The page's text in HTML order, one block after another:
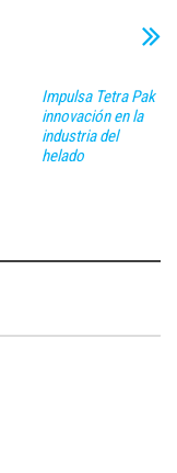
Impulsa Tetra Pak
innovación en la
industria del
helado